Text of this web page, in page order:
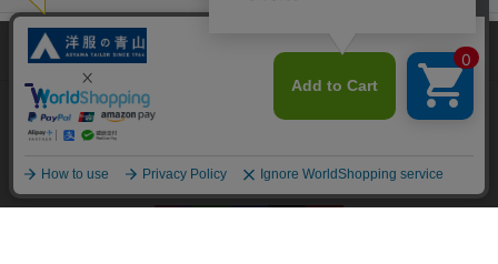
オーダースーツなら SHITATE
OFFICIAL SNS
当サイトでは、快適な閲覧体験とコンテンツ改善のためにCookieを使用
しています。閲覧を続けることで、Cookieの使用に同意したものとみな
します。詳細については
同意して閉じる